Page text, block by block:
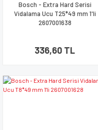
Bosch - Extra Hard Serisi
Vidalama Ucu T25*49 mm 1'li
2607001638
336,60 TL